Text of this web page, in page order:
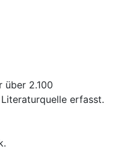
über 2.100
erfasst.